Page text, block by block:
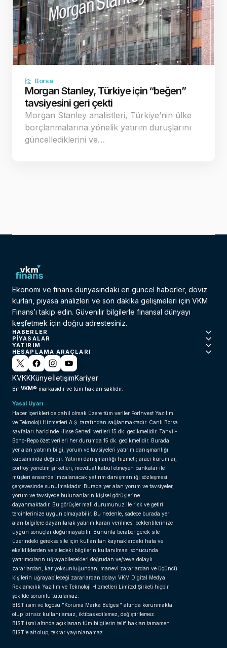
Borsa
Morgan Stanley, Türkiye için “beğen”
tavsiyesini geri çekti
Morgan Stanley analistleri, Türkiye’nin ülke
borçlanmalarına yönelik yatırım duruşlarını
güncellediklerini ve…
Ekonomi ve finans dünyasındaki en güncel haberler, döviz
kurları, piyasa analizleri ve son dakika gelişmeleri için VKM
Finans’ı takip edin. Güvenilir bilgilerle finansal dünyayı
keşfetmek için doğru adrestesiniz.
HABERLER
PIYASALAR
YATIRIM
HESAPLAMA ARAÇLARI
KVKKKünyeİletişimKariyer
Bir VKM® markasıdır ve tüm hakları saklıdır.
Yasal Uyarı
Haber içerikleri de dahil olmak üzere tüm veriler ForInvest Yazılım
ve Teknoloji Hizmetleri A.Ş. tarafından sağlanmaktadır. Canlı Borsa
sayfaları haricinde Hisse Senedi verileri 15 dk. gecikmelidir. Tahvil-
Bono-Repo özet verileri her durumda 15 dk. gecikmelidir. Burada
yer alan yatırım bilgi, yorum ve tavsiyeleri yatırım danışmanlığı
kapsamında değildir. Yatırım danışmanlığı hizmeti; aracı kurumlar,
portföy yönetim şirketleri, mevduat kabul etmeyen bankalar ile
müşteri arasında imzalanacak yatırım danışmanlığı sözleşmesi
çerçevesinde sunulmaktadır. Burada yer alan yorum ve tavsiyeler,
yorum ve tavsiyede bulunanların kişisel görüşlerine
dayanmaktadır. Bu görüşler mali durumunuz ile risk ve getiri
tercihlerinize uygun olmayabilir. Bu nedenle, sadece burada yer
alan bilgilere dayanılarak yatırım kararı verilmesi beklentilerinize
uygun sonuçlar doğurmayabilir. Bununla beraber gerek site
üzerindeki gerekse site için kullanılan kaynaklardaki hata ve
eksikliklerden ve sitedeki bilgilerin kullanılması sonucunda
yatırımcıların uğrayabilecekleri doğrudan ve/veya dolaylı
zararlardan, kar yoksunluğundan, manevi zararlardan ve üçüncü
kişilerin uğrayabileceği zararlardan dolayı VKM Digital Medya
Reklamcılık Yazılım ve Teknoloji Hizmetleri Limited Şirketi hiçbir
şekilde sorumlu tutulamaz.
BIST isim ve logosu "Koruma Marka Belgesi" altında korunmakta
olup izinsiz kullanılamaz, iktibas edilemez, değiştirilemez.
BIST ismi altında açıklanan tüm bilgilerin telif hakları tamamen
BIST'e ait olup, tekrar yayınlanamaz.